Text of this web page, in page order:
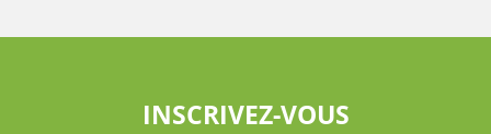
INSCRIVEZ-VOUS